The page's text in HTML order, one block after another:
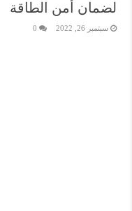
لضمان أمن الطاقة
سبتمبر 26, 2022 0